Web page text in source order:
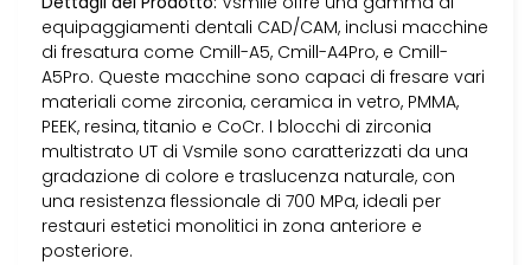
equipaggiamenti dentali CAD/CAM, inclusi macchine
di fresatura come Cmill-A5, Cmill-A4Pro, e Cmill-
A5Pro. Queste macchine sono capaci di fresare vari
materiali come zirconia, ceramica in vetro, PMMA,
PEEK, resina, titanio e CoCr. I blocchi di zirconia
multistrato UT di Vsmile sono caratterizzati da una
gradazione di colore e traslucenza naturale, con
una resistenza flessionale di 700 MPa, ideali per
restauri estetici monolitici in zona anteriore e
posteriore.